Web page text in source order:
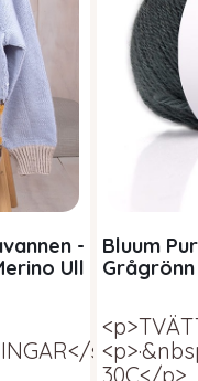
-
Ull
strong>
Bluum
Grågrönn
30C</p>